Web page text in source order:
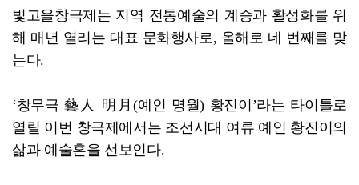
빛고을창극제는 지역 전통예술의 계승과 활성화를 위
해 매년 열리는 대표 문화행사로, 올해로 네 번째를 맞
는다.
‘창무극 藝人 明月(예인 명월) 황진이’라는 타이틀로
열릴 이번 창극제에서는 조선시대 여류 예인 황진이의
삶과 예술혼을 선보인다.